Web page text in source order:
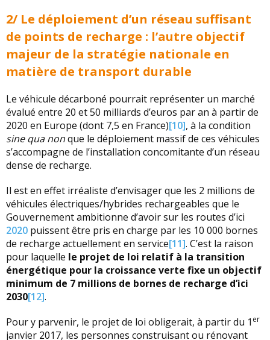
2/ Le déploiement d’un réseau suffisant
de points de recharge : l’autre objectif
majeur de la stratégie nationale en
matière de transport durable
Le véhicule décarboné pourrait représenter un marché
évalué entre 20 et 50 milliards d’euros par an à partir de
2020 en Europe (dont 7,5 en France)[10], à la condition
sine qua nonque le déploiement massif de ces véhicules
s’accompagne de l’installation concomitante d’un réseau
dense de recharge.
Il est en effet irréaliste d’envisager que les 2 millions de
véhicules électriques/hybrides rechargeables que le
Gouvernement ambitionne d’avoir sur les routes d’ici
2020 puissent être pris en charge par les 10 000 bornes
de recharge actuellement en service[11]. C’est la raison
pour laquelle le projet de loi relatif à la transition
énergétique pour la croissance verte fixe un objectif
minimum de 7 millions de bornes de recharge d’ici
2030[12].
Pour y parvenir, le projet de loi obligerait, à partir du 1 er
janvier 2017, les personnes construisant ou rénovant